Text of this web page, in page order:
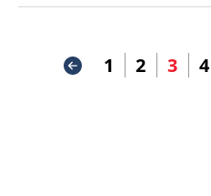
1 2 3 4